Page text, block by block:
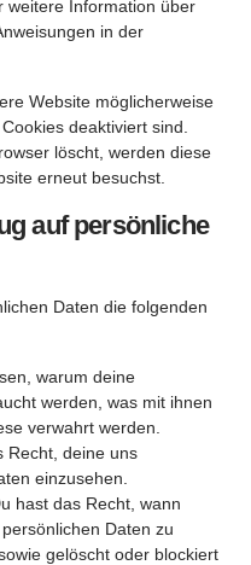
weitere Information über
in der
Website möglicherweise
deaktiviert sind.
löscht, werden diese
erneut besuchst.
auf persönliche
Daten die folgenden
warum deine
werden, was mit ihnen
verwahrt werden.
Recht, deine uns
einzusehen.
hast das Recht, wann
Daten zu
gelöscht oder blockiert